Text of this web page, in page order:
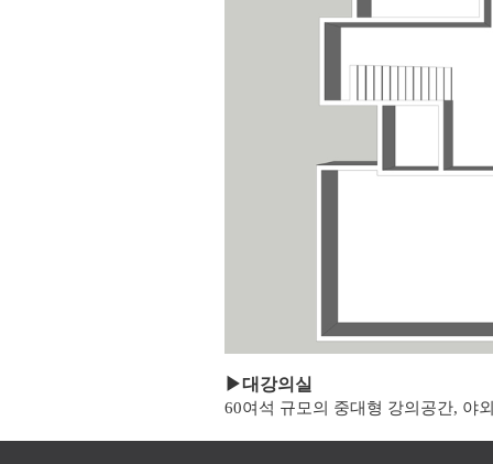
▶대강의실
60여석 규모의 중대형 강의공간, 야